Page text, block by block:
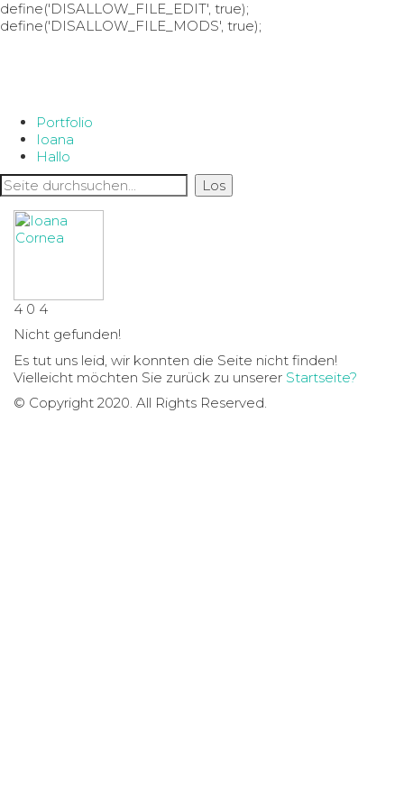
define('DISALLOW_FILE_EDIT', true);
define('DISALLOW_FILE_MODS', true);
Portfolio
Ioana
Hallo
4 0 4
Nicht gefunden!
Es tut uns leid, wir konnten die Seite nicht finden!
Vielleicht möchten Sie zurück zu unserer Startseite?
© Copyright 2020. All Rights Reserved.